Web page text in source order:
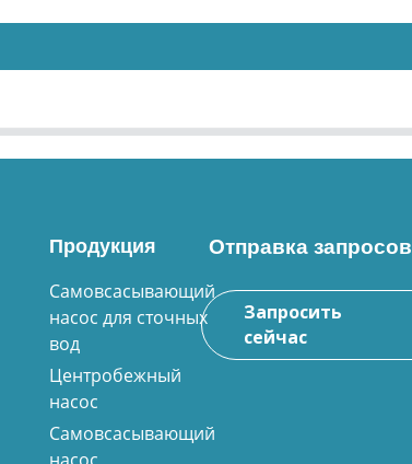
Продукция
Самовсасывающий
насос для сточных
вод
Центробежный
насос
Самовсасывающий
Отправка запросов
Запросить
сейчас